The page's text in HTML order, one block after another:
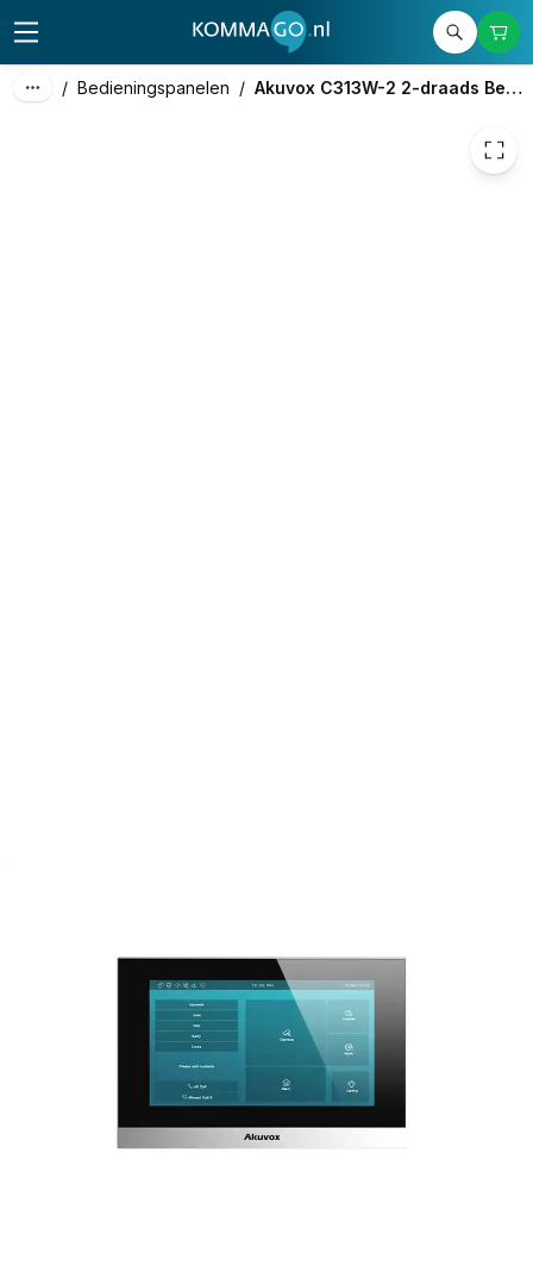
/ Bedieningspanelen / Akuvox C313W-2 2-draads Bedieningspaneel
excl. btw